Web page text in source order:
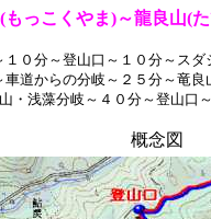
もっこくやま)～龍良山(
０分～登山口～１０分～ス
道からの分岐～２５分～竜
・浅藻分岐～４０分～登山口
概念図